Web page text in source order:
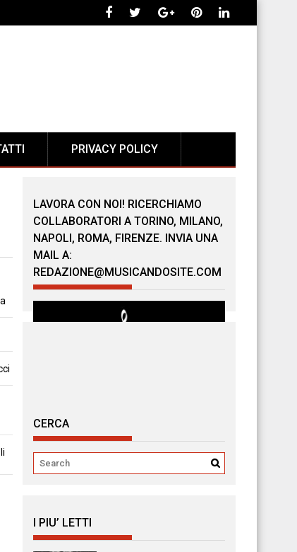
PRIVACY POLICY
LAVORA CON NOI! RICERCHIAMO
COLLABORATORI A TORINO, MILANO,
NAPOLI, ROMA, FIRENZE. INVIA UNA
MAIL A:
REDAZIONE@MUSICANDOSITE.COM
CERCA
I PIU’ LETTI